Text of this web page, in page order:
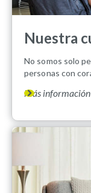
Nuestra
No somos solo
personas con
Más información